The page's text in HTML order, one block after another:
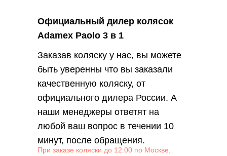
Официальный дилер колясок
Adamex Paolo 3 в 1
Заказав коляску у нас, вы можете
быть уверенны что вы заказали
качественную коляску, от
официального дилера России. А
наши менеджеры ответят на
любой ваш вопрос в течении 10
минут, после обращения.
При заказе коляски до 12:00 по Москве,